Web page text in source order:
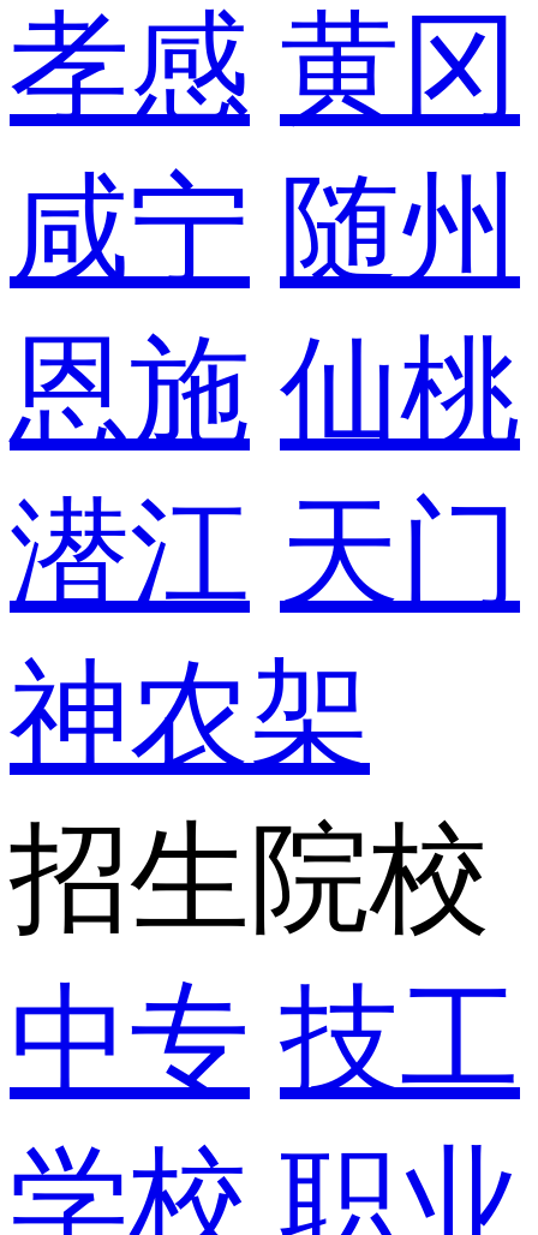
孝感 黄冈
咸宁 随州
恩施 仙桃
潜江 天门
神农架
招生院校
中专 技工
学校 职业